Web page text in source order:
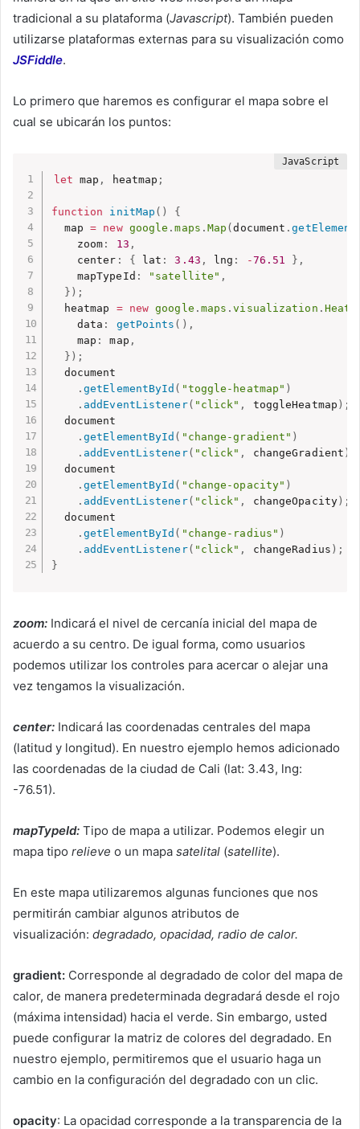
tradicional a su plataforma (Javascript). También pueden
utilizarse plataformas externas para su visualización como
JSFiddle.
Lo primero que haremos es configurar el mapa sobre el
cual se ubicarán los puntos:
let map , heatmap ;
function initMap ( )
{
  map
= new google .maps . Map (document .
    zoom
: 13 ,
    center
: { lat : 3.43 , lng : -76.51 } ,
    mapTypeId
: "satellite" ,
} ) ;
  heatmap
= new google . maps .visualization .
    data
: getPoints ( ) ,
    map
: map ,
} ) ;
  document
.getElementById ( "toggle-heatmap" )
. addEventListener( "click" , toggleHeatmap ) ;
  document
.getElementById ( "change-gradient" )
. addEventListener( "click" , changeGradient )
  document
.getElementById ( "change-opacity" )
. addEventListener( "click" , changeOpacity) ;
  document
.getElementById ( "change-radius" )
. addEventListener( "click" , changeRadius ) ;
}
zoom: Indicará el nivel de cercanía inicial del mapa de
acuerdo a su centro. De igual forma, como usuarios
podemos utilizar los controles para acercar o alejar una
vez tengamos la visualización.
center: Indicará las coordenadas centrales del mapa
(latitud y longitud). En nuestro ejemplo hemos adicionado
las coordenadas de la ciudad de Cali (lat: 3.43, lng:
-76.51).
mapTypeId: Tipo de mapa a utilizar. Podemos elegir un
mapa tipo relieve o un mapa satelital (satellite).
En este mapa utilizaremos algunas funciones que nos
permitirán cambiar algunos atributos de
visualización: degradado, opacidad, radio de calor.
gradient: Corresponde al degradado de color del mapa de
calor, de manera predeterminada degradará desde el rojo
(máxima intensidad) hacia el verde. Sin embargo, usted
puede configurar la matriz de colores del degradado. En
nuestro ejemplo, permitiremos que el usuario haga un
cambio en la configuración del degradado con un clic.
opacity: La opacidad corresponde a la transparencia de la